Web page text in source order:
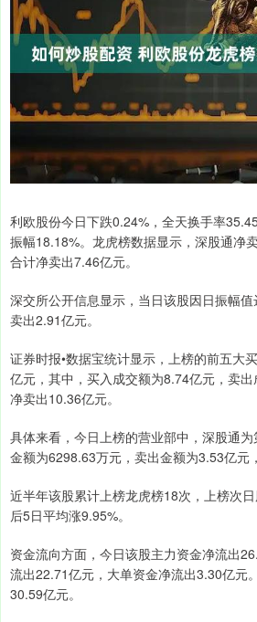
利欧股份今日下跌0.24%，全天换手率
振幅18.18%。龙虎榜数据显示，深股通净
合计净卖出7.46亿元。
深交所公开信息显示，当日该股因日振幅
卖出2.91亿元。
证券时报•数据宝统计显示，上榜的前五大
亿元，其中，买入成交额为8.74亿元，卖
净卖出10.36亿元。
具体来看，今日上榜的营业部中，深股通
金额为6298.63万元，卖出金额为3.53亿元
近半年该股累计上榜龙虎榜18次，上榜次
后5日平均涨9.95%。
资金流向方面，今日该股主力资金净流出
流出22.71亿元，大单资金净流出3.30亿元
30.59亿元。